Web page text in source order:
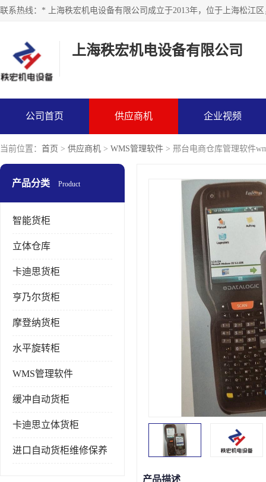
上海秩宏机电设备有限公司
公司首页 供应商机 企业视频
当前位置： 首页 > 供应商机 > WMS管理软件 > 邢台电商仓库管理软件
产品分类 Product
智能货柜
立体仓库
卡迪思货柜
亨乃尔货柜
摩登纳货柜
水平旋转柜
WMS管理软件
缓冲自动货柜
卡迪思立体货柜
进口自动货柜维修保养
产品描述